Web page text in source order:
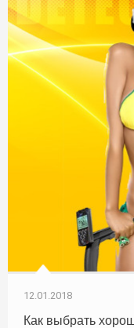
12.01.2018
Как выбрать